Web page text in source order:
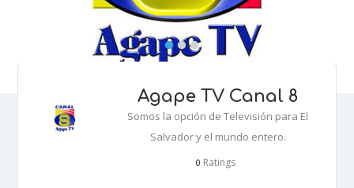
Agape TV Canal 8
Somos la opción de Televisión para El
Salvador y el mundo entero.
0 Ratings